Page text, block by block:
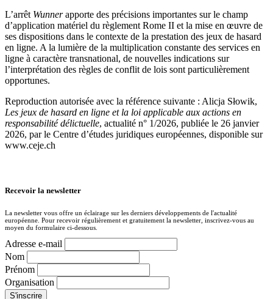
L’arrêt Wunnerapporte des précisions importantes sur le champ
d’application matériel du règlement Rome II et la mise en œuvre de
ses dispositions dans le contexte de la prestation des jeux de hasard
en ligne. A la lumière de la multiplication constante des services en
ligne à caractère transnational, de nouvelles indications sur
l’interprétation des règles de conflit de lois sont particulièrement
opportunes.
Reproduction autorisée avec la référence suivante : Alicja Słowik,
Les jeux de hasard en ligne et la loi applicable aux actions en
responsabilité délictuelle, actualité n° 1/2026, publiée le 26 janvier
2026, par le Centre d’études juridiques européennes, disponible sur
www.ceje.ch
Recevoir la newsletter
La newsletter vous offre un éclairage sur les derniers développements de l'actualité
européenne. Pour recevoir régulièrement et gratuitement la newsletter, inscrivez-vous au
moyen du formulaire ci-dessous.
Adresse e-mail
Nom
Prénom
Organisation